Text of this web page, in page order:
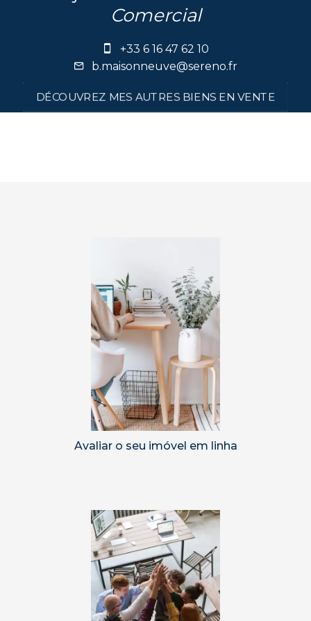
Comercial
+33 6 16 47 62 10
b.maisonneuve@sereno.fr
DÉCOUVREZ MES AUTRES BIENS EN VENTE
Avaliar o seu imóvel em linha